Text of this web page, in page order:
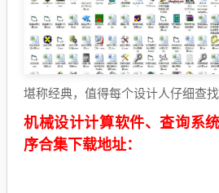
堪称经典，值得每个设计人仔细查找
机械设计计算软件、查询系
序合集下载地址：